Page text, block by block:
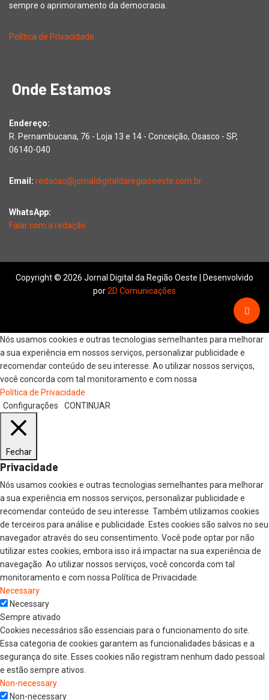
sempre o aprimoramento da democracia.
Política de Privacidade
Onde Estamos
Endereço:
R. Pernambucana, 76 - Loja 13 e 14 - Conceição, Osasco - SP,
06140-040
Email: redacao@jornaldigitaldaregiaooeste.com.br
WhatsApp:
Falar com a redação
Copyright © 2026 Jornal Digital da Região Oeste | Desenvolvido
por2D Comunicações
Nós usamos cookies e outras tecnologias semelhantes para melhorar
a sua experiência em nossos serviços, personalizar publicidade e
recomendar conteúdo de seu interesse. Ao utilizar nossos serviços,
você concorda com tal monitoramento e com nossa
Política de Privacidade
Configurações
CONTINUAR
Fechar
Privacidade
Nós usamos cookies e outras tecnologias semelhantes para melhorar
a sua experiência em nossos serviços, personalizar publicidade e
recomendar conteúdo de seu interesse. Também utilizamos cookies
de terceiros para análise e publicidade. Estes cookies são salvos no seu
navegador através do seu consentimento. Você pode optar por não
utilizar estes cookies, embora isso irá impactar na sua experiência de
navegação. Ao utilizar nossos serviços, você concorda com tal
monitoramento e com nossa Política de Privacidade.
Necessary
Necessary
Sempre ativado
Cookies necessários são essenciais para o funcionamento do site.
Essa categoria de cookies garantem as funcionalidades básicas e a
segurança do site. Esses cookies não registram nenhum dado pessoal
e estão sempre ativos.
Non-necessary
Non-necessary